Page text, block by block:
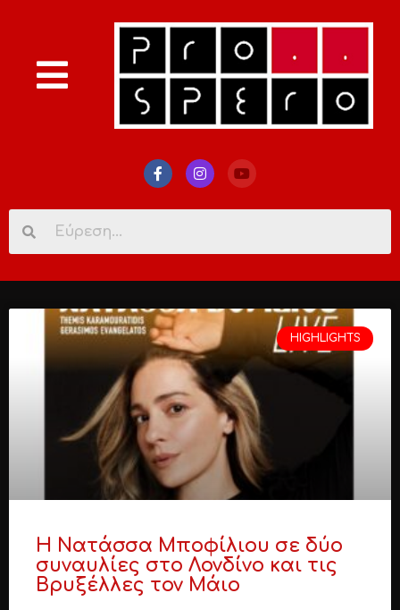
for:
HIGHLIGHTS
Η Νατάσσα Μποφίλιου σε δύο
συναυλίες στο Λονδίνο και τις
Βρυξέλλες τον Μάιο